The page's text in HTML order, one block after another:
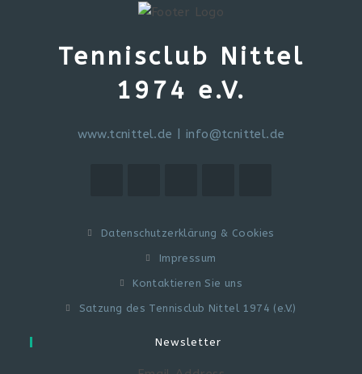
Tennisclub Nittel
1974 e.V.
www.tcnittel.de info@tcnittel.de
Datenschutzerklärung & Cookies
Impressum
Kontaktieren Sie uns
Satzung des Tennisclub Nittel 1974 (e.V.)
Newsletter